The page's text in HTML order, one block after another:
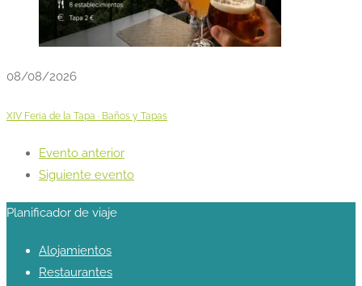
08/08/2026
XIV Feria de la Tapa · Baños y Tapas
Evento anterior
Siguiente evento
Planificador de viaje
Alojamientos
Restaurantes